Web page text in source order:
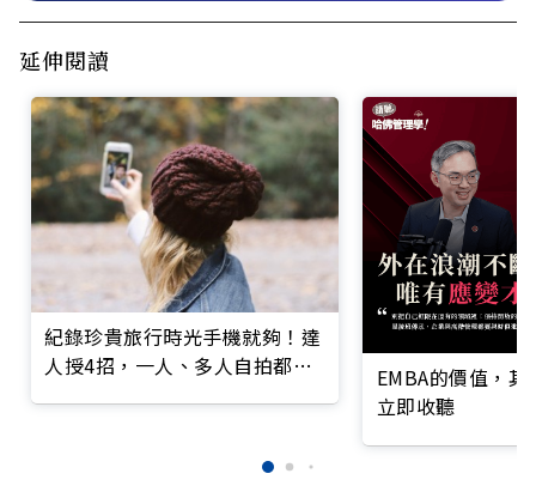
延伸閱讀
紀錄珍貴旅行時光手機就夠！達
人授4招，一人、多人自拍都超
EMBA的價值，
立即收聽